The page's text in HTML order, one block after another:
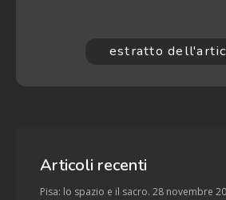
estratto
Articoli recenti
Pisa: lo spazio e il sacro. 28 novembre